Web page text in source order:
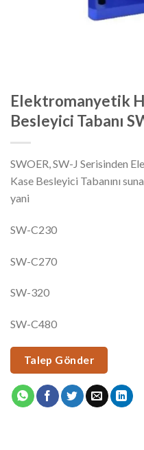
Elektromanyetik
Besleyici Tabanı
SWOER, SW-J Serisinden
Kase Besleyici Tabanını
yani
SW-C230
SW-C270
SW-320
SW-C480
Talep Gönder